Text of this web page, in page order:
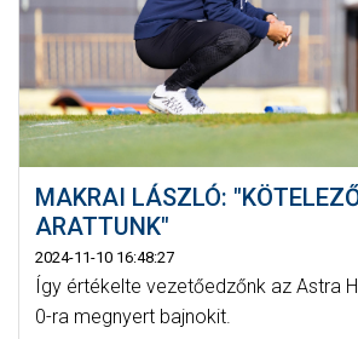
MAKRAI LÁSZLÓ:
ARATTUNK"
2024-11-10 16:48:27
Így értékelte vezetőedzőnk az Astra
0-ra megnyert bajnokit.